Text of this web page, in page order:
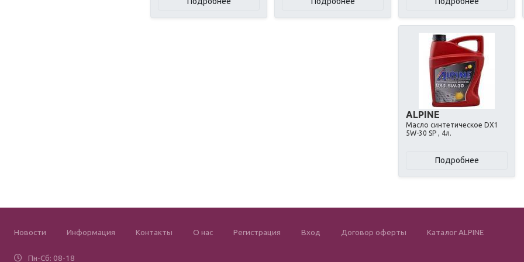
ALPINE
Масло синтетическое DX1
5W-30 SP , 4л.
Подробнее
Новости Информация Контакты О нас Регистрация Вход Договор оферты Каталог ALPINE
Пн-Сб: 08-18